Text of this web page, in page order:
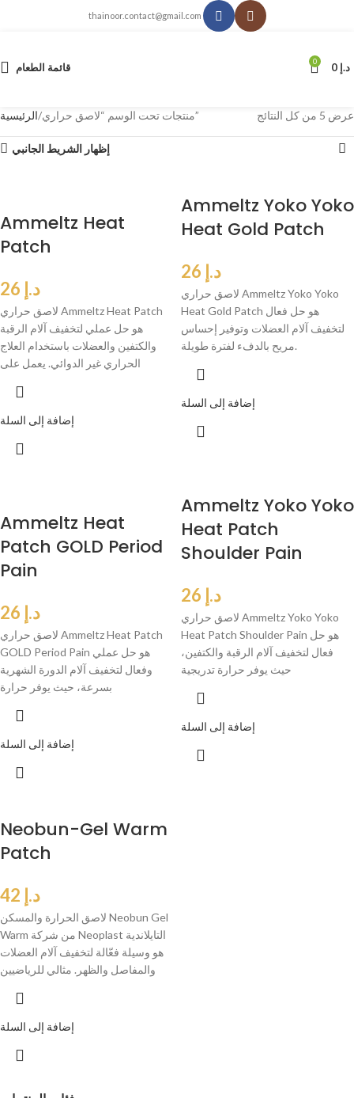
thainoor.contact@gmail.com
قائمة الطعام 0 د.إ
الرئيسية منتجات تحت الوسم “لاصق حراري” عرض ⁦5⁩ من كل النتائج
إظهار الشريط الجانبي
Ammeltz Heat
Patch
د.إ
لاصق حراري Ammeltz Heat Patch
هو حل عملي لتخفيف آلام الرقبة
والكتفين والعضلات باستخدام العلاج
الحراري غير الدوائي. يعمل على
إضافة إلى السلة
Ammeltz Yoko Yoko
Heat Gold Patch
د.إ
لاصق حراري Ammeltz Yoko Yoko
Heat Gold Patch هو حل فعال
لتخفيف آلام العضلات وتوفير إحساس
مريح بالدفء لفترة طويلة.
إضافة إلى السلة
Ammeltz Heat
Patch GOLD Period
Pain
د.إ
لاصق حراري Ammeltz Heat Patch
GOLD Period Pain هو حل عملي
وفعال لتخفيف آلام الدورة الشهرية
بسرعة، حيث يوفر حرارة
إضافة إلى السلة
Ammeltz Yoko Yoko
Heat Patch
Shoulder Pain
د.إ
لاصق حراري Ammeltz Yoko Yoko
Heat Patch Shoulder Pain هو حل
فعال لتخفيف آلام الرقبة والكتفين،
حيث يوفر حرارة تدريجية
إضافة إلى السلة
Neobun-Gel Warm
Patch
د.إ
لاصق الحرارة والمسكن Neobun Gel
Warm من شركة Neoplast التايلاندية
هو وسيلة فعّالة لتخفيف آلام العضلات
والمفاصل والظهر. مثالي للرياضيين
إضافة إلى السلة